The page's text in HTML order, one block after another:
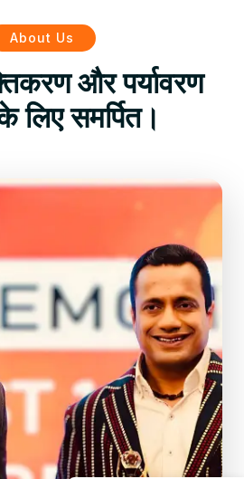
About Us
और पर्यावरण
लिए समर्पित।